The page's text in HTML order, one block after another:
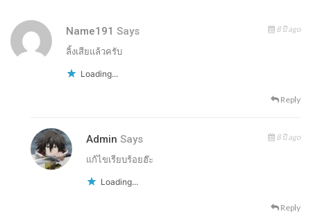
Name191 Says 8 ปี ago
ลิ้งเสียแล้วครับ
Loading...
Reply
Admin Says 8 ปี ago
แก้ไขเรียบร้อยฮ๊ะ
Loading...
Reply